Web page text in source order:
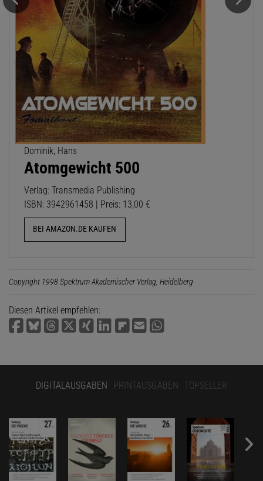
Dominik, Hans
Atomgewicht 500
Verlag: Transmedia Publishing
ISBN: 3942961458 | Preis: 13,00 €
BEI AMAZON.DE KAUFEN
Copyright 1998 Spektrum Akademischer Verlag, Heidelberg
Diesen Artikel empfehlen:
DIGITALAUSGABEN PRINTAUSGABEN TOPSELLER